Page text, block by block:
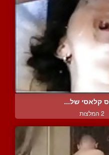
קלאסי של...
2 המלצות